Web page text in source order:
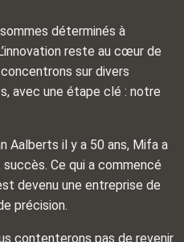
déterminés à
reste au cœur de
sur divers
avec une étape clé : notre
Aalberts il y a 50 ans, Mifa a
Ce qui a commencé
devenu une entreprise de
précision.
contenterons pas de revenir